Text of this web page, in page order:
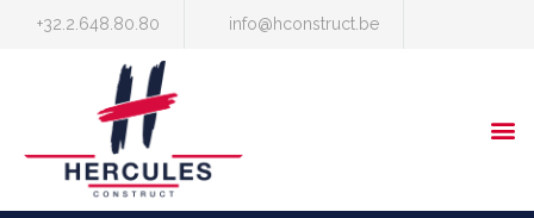
+32.2.648.80.80 info@hconstruct.be